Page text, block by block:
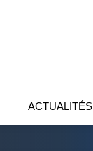
ACTUALITÉS